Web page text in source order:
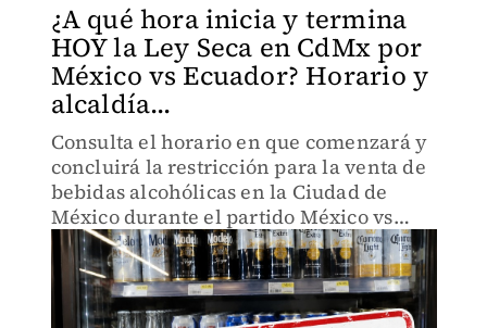
¿A qué hora inicia y termina
HOY la Ley Seca en CdMx por
México vs Ecuador? Horario y
alcaldía...
Consulta el horario en que comenzará y
concluirá la restricción para la venta de
bebidas alcohólicas en la Ciudad de
México durante el partido México vs
Ecuador